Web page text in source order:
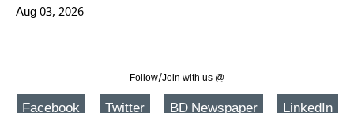
Aug 03, 2026
Follow/Join with us @
Facebook Twitter BD Newspaper LinkedIn